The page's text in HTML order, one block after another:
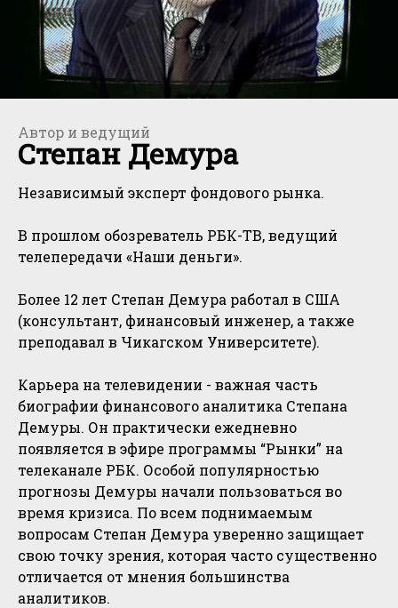
Автор и ведущий
Степан Демура
Независимый эксперт фондового рынка.
В прошлом обозреватель РБК-ТВ, ведущий
телепередачи «Наши деньги».
Более 12 лет Степан Демура работал в США
(консультант, финансовый инженер, а также
преподавал в Чикагском Университете).
Карьера на телевидении - важная часть
биографии финансового аналитика Степана
Демуры. Он практически ежедневно
появляется в эфире программы “Рынки” на
телеканале РБК. Особой популярностью
прогнозы Демуры начали пользоваться во
время кризиса. По всем поднимаемым
вопросам Степан Демура уверенно защищает
свою точку зрения, которая часто существенно
отличается от мнения большинства
аналитиков.